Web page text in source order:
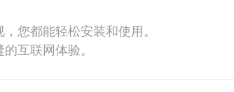
您都能轻松安装和使用。
互联网体验。